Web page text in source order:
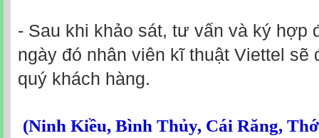
- Sau khi khảo sát, tư vấn và ký hợp
ngày đó nhân viên kĩ thuật Viettel sẽ
quý khách hàng.
(Ninh Kiều, Bình Thủy, Cái Răng,